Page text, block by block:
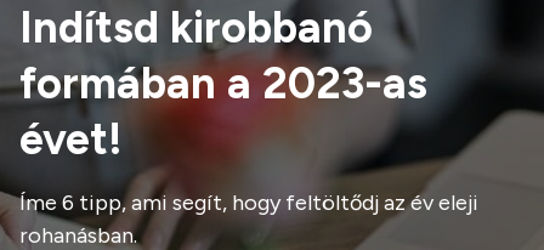
Indítsd kirobbanó
formában a 2023-as
évet!
Íme 6 tipp, ami segít, hogy feltöltődj az év eleji
rohanásban.